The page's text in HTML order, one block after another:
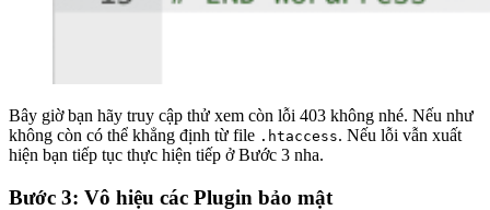
Bây giờ bạn hãy truy cập thử xem còn lỗi 403 không nhé. Nếu như
không còn có thể khẳng định từ file .htaccess. Nếu lỗi vẫn xuất
hiện bạn tiếp tục thực hiện tiếp ở Bước 3 nha.
Bước 3: Vô hiệu các Plugin bảo mật